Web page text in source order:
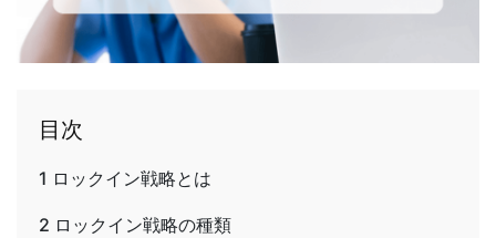
目次
1 ロックイン戦略とは
2 ロックイン戦略の種類